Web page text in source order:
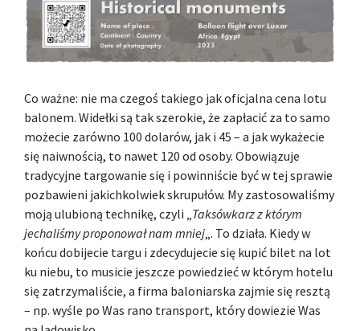
Co ważne: nie ma czegoś takiego jak oficjalna cena lotu
balonem. Widełki są tak szerokie, że zapłacić za to samo
możecie zarówno 100 dolarów, jak i 45 – a jak wykażecie
się naiwnością, to nawet 120 od osoby. Obowiązuje
tradycyjne targowanie się i powinniście być w tej sprawie
pozbawieni jakichkolwiek skrupułów. My zastosowaliśmy
moją ulubioną technikę, czyli „Taksówkarz z którym
jechaliśmy proponował nam mniej„. To działa. Kiedy w
końcu dobijecie targu i zdecydujecie się kupić bilet na lot
ku niebu, to musicie jeszcze powiedzieć w którym hotelu
się zatrzymaliście, a firma baloniarska zajmie się resztą
– np. wyśle po Was rano transport, który dowiezie Was